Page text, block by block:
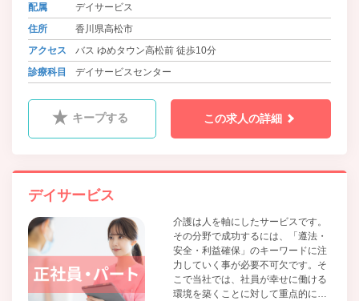
そしてさらに質の高いサービスが提
考えています。
配属
デイサービス
住所
香川県高松市
アクセス
バス ゆめタウン高松前 徒歩10分
診療科目
デイサービスセンター
キープする この求人の詳細
デイサービス
介護は人を軸にしたサービスです。
その分野で成功するには、「遵法・
安全・利益確保」のキーワードに注
力していく事が必要不可欠です。そ
こで当社では、社員が幸せに働ける
環境を築くことに対して重点的に取